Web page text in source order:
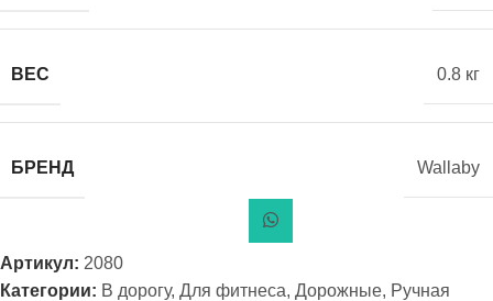
ВЕС 0.8 кг
БРЕНД Wallaby
Артикул: 2080
Категории: В дорогу, Для фитнеса, Дорожные, Ручная